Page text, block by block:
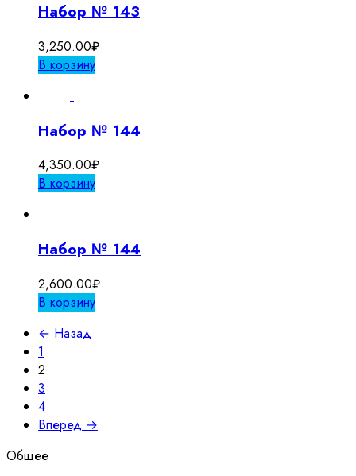
Набор № 143
3,250.00₽
В корзину
Набор № 144
4,350.00₽
В корзину
Набор № 144
2,600.00₽
В корзину
← Назад
1
2
3
4
Вперед →
Общее